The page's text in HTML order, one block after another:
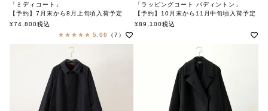
「ミディコート」
【予約】7月末から8月上旬頃入荷予定
「Midi Coat」
¥74,800税込
5.00
（7）
「ラッピングコート パディントン」
【予約】10月末から11月中旬頃入荷予定
「Wrapping Coat Paddington」
¥89,100税込